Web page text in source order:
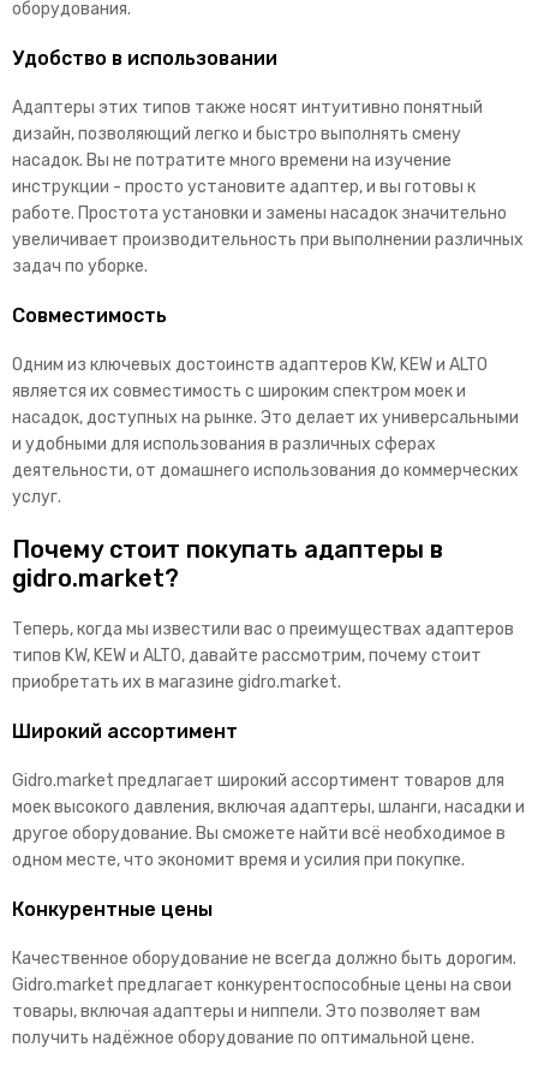
оборудования.
Удобство в использовании
Адаптеры этих типов также носят интуитивно понятный
дизайн, позволяющий легко и быстро выполнять смену
насадок. Вы не потратите много времени на изучение
инструкции - просто установите адаптер, и вы готовы к
работе. Простота установки и замены насадок значительно
увеличивает производительность при выполнении различных
задач по уборке.
Совместимость
Одним из ключевых достоинств адаптеров KW, KEW и ALTO
является их совместимость с широким спектром моек и
насадок, доступных на рынке. Это делает их универсальными
и удобными для использования в различных сферах
деятельности, от домашнего использования до коммерческих
услуг.
Почему стоит покупать адаптеры в
gidro.market?
Теперь, когда мы известили вас о преимуществах адаптеров
типов KW, KEW и ALTO, давайте рассмотрим, почему стоит
приобретать их в магазине gidro.market.
Широкий ассортимент
Gidro.market предлагает широкий ассортимент товаров для
моек высокого давления, включая адаптеры, шланги, насадки и
другое оборудование. Вы сможете найти всё необходимое в
одном месте, что экономит время и усилия при покупке.
Конкурентные цены
Качественное оборудование не всегда должно быть дорогим.
Gidro.market предлагает конкурентоспособные цены на свои
товары, включая адаптеры и ниппели. Это позволяет вам
получить надёжное оборудование по оптимальной цене.